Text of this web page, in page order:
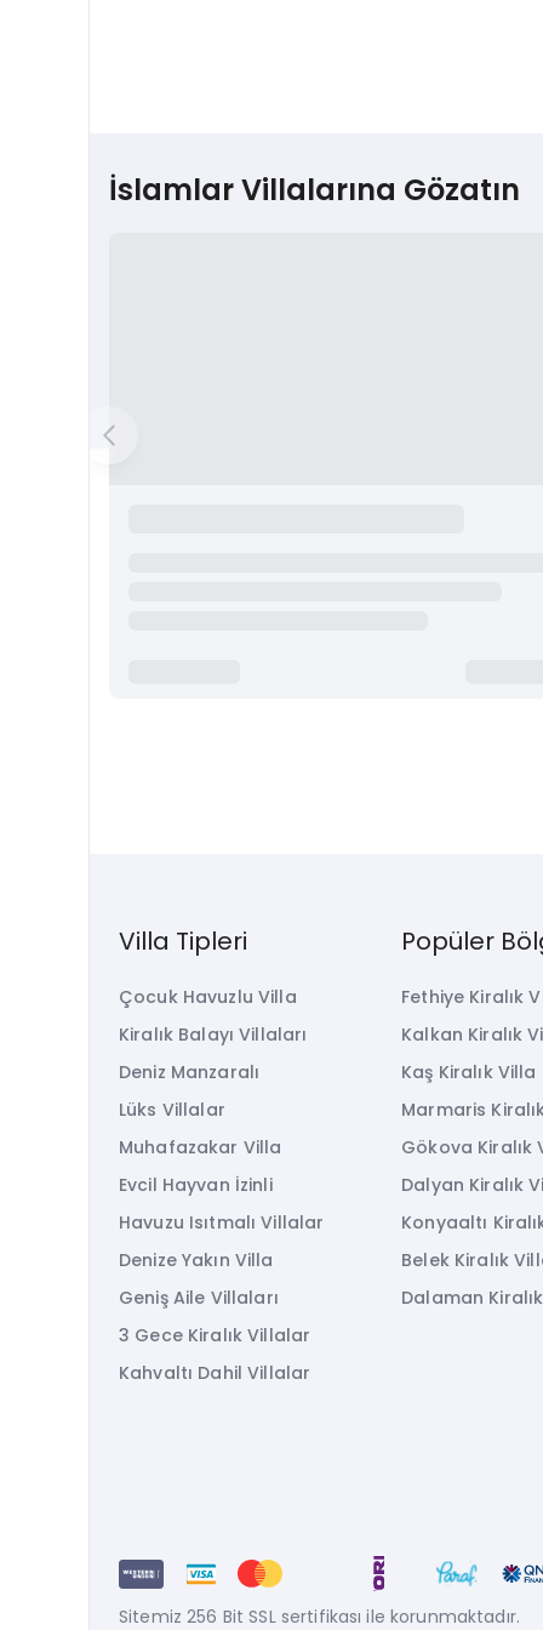
İslamlar Villalarına Gözatın
Villa Tipleri
Çocuk Havuzlu Villa
Kiralık Balayı Villaları
Deniz Manzaralı
Lüks Villalar
Muhafazakar Villa
Evcil Hayvan İzinli
Havuzu Isıtmalı Villalar
Denize Yakın Villa
Geniş Aile Villaları
3 Gece Kiralık Villalar
Kahvaltı Dahil Villalar
Popüler
Fethiye Kiralık
Kalkan Kiralık
Kaş Kiralık Villa
Marmaris
Gökova Kiralık
Dalyan Kiralık
Konyaaltı
Belek Kiralık
Dalaman
Sitemiz 256 Bit SSL sertifikası ile korunmaktadır.